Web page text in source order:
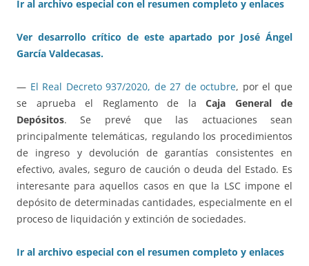
Ir al archivo especial con el resumen completo y enlaces
Ver desarrollo crítico de este apartado por José Ángel
García Valdecasas.
— El Real Decreto 937/2020, de 27 de octubre, por el que
se aprueba el Reglamento de la Caja General de
Depósitos. Se prevé que las actuaciones sean
principalmente telemáticas, regulando los procedimientos
de ingreso y devolución de garantías consistentes en
efectivo, avales, seguro de caución o deuda del Estado. Es
interesante para aquellos casos en que la LSC impone el
depósito de determinadas cantidades, especialmente en el
proceso de liquidación y extinción de sociedades.
Ir al archivo especial con el resumen completo y enlaces